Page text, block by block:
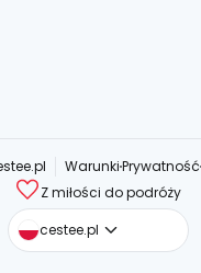
WarunkiPrywatność
Z miłości do podróży
cestee.pl
cestee.com
cestee.sk